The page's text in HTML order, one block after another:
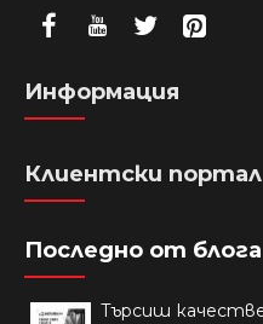
Информация
Клиентски портал
Последно от блога